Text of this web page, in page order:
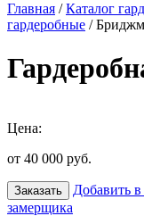
Главная /Каталог
гардеробные /
Цена:
от 40 000 руб.
Заказать Добавить
замерщика